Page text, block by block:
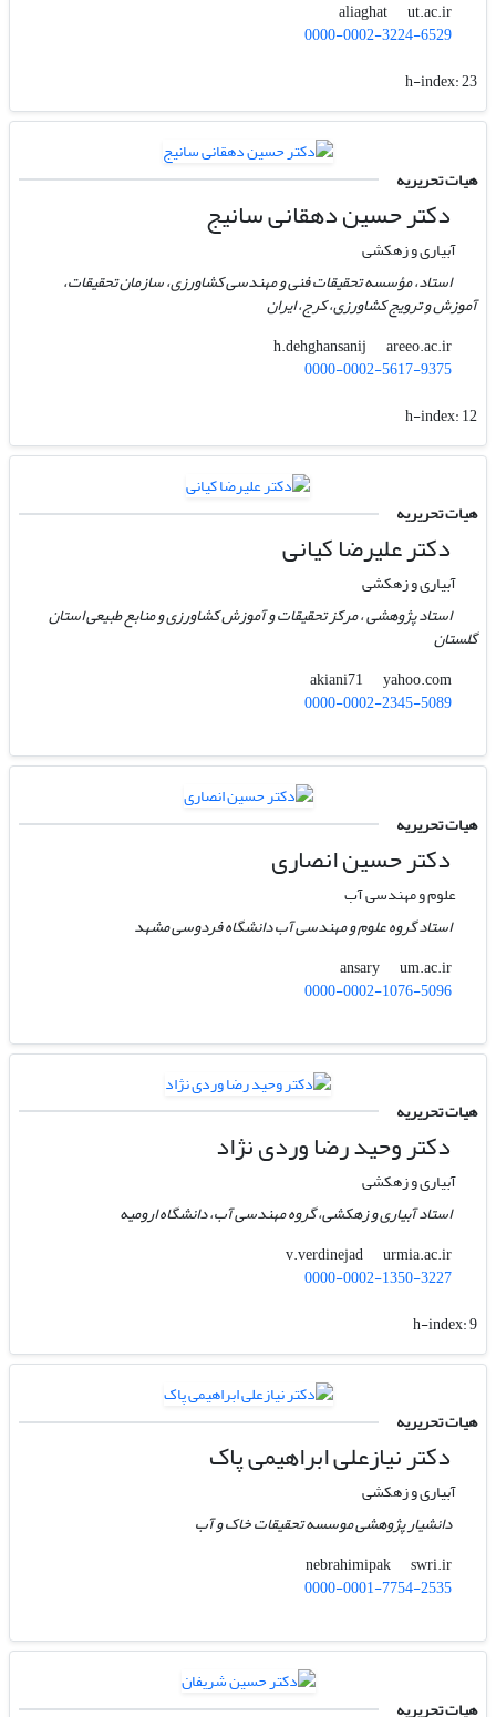
aliaghat
ut.ac.ir
0000-0002-3224-6529
h-index:23
هیات تحریریه
دکتر حسین دهقانی سانیج
آبیاری و زهکشی
استاد، مؤسسه تحقیقات فنی و مهندسی کشاورزی، سازمان تحقیقات،
آموزش و ترویج کشاورزی، کرج، ایران
h.dehghansanij
areeo.ac.ir
0000-0002-5617-9375
h-index:12
هیات تحریریه
دکتر علیرضا کیانی
آبیاری و زهکشی
استاد پژوهشی ، مرکز تحقیقات و آموزش کشاورزی و منابع طبیعی استان
گلستان
akiani71
yahoo.com
0000-0002-2345-5089
هیات تحریریه
دکتر حسین انصاری
علوم و مهندسی آب
استاد گروه علوم و مهندسی آب دانشگاه فردوسی مشهد
ansary
um.ac.ir
0000-0002-1076-5096
هیات تحریریه
دکتر وحید رضا وردی نژاد
آبیاری و زهکشی
استاد آبیاری و زهکشی، گروه مهندسی آب، دانشگاه ارومیه
v.verdinejad
urmia.ac.ir
0000-0002-1350-3227
h-index:9
هیات تحریریه
دکتر نیازعلی ابراهیمی پاک
آبیاری و زهکشی
دانشیار پژوهشی موسسه تحقیقات خاک و آب
nebrahimipak
swri.ir
0000-0001-7754-2535
هیات تحریریه